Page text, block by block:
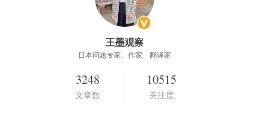
王墨观察
日本问题专家、作家、翻译家
3248
文章数
10515
关注度